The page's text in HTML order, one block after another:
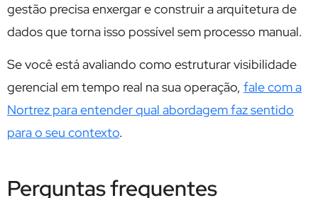
gestão precisa enxergar e construir a arquitetura de
dados que torna isso possível sem processo manual.
Se você está avaliando como estruturar visibilidade
gerencial em tempo real na sua operação, fale com a
Nortrez para entender qual abordagem faz sentido
para o seu contexto.
Perguntas frequentes